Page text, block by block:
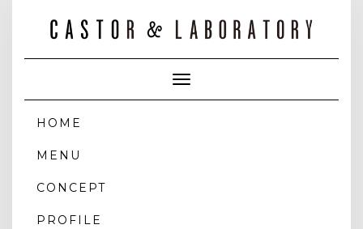
Toggle
Navigation
HOME
MENU
CONCEPT
PROFILE